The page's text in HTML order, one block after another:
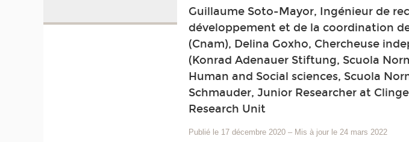
Guillaume Soto-Mayor, Ingénieur de
développement et de la coordination
(Cnam), Delina Goxho, Chercheuse
(Konrad Adenauer Stiftung, Scuola
Human and Social sciences, Scuola
Schmauder, Junior Researcher at
Research Unit
Publié le 17 décembre 2020 – Mis à jour le 24 mars 2022